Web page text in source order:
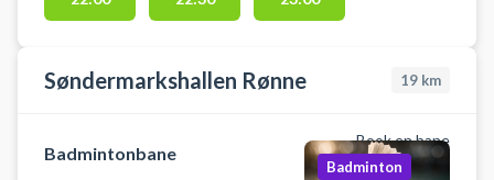
Søndermarkshallen Rønne 19 km
Book en bane
Badmintonbane
Badminton